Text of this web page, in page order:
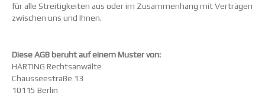
für alle Streitigkeiten aus oder im Zusammenhang mit Verträgen
zwischen uns und Ihnen.
Diese AGB beruht auf einem Muster von:
HÄRTING Rechtsanwälte
Chausseestraße 13
10115 Berlin